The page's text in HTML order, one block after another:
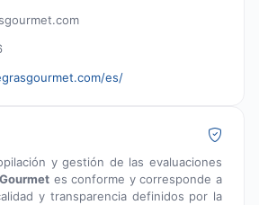
es/
y gestión de las evaluaciones
es conforme y corresponde a
y transparencia definidos por la